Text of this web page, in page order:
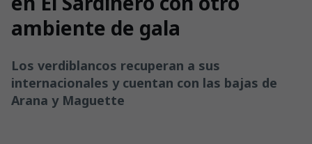
ambiente de gala
Los verdiblancos recuperan a sus
internacionales y cuentan con las bajas de
Arana y Maguette